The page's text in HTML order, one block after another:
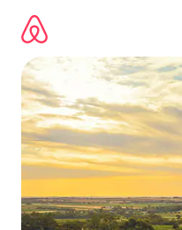
съдържанието